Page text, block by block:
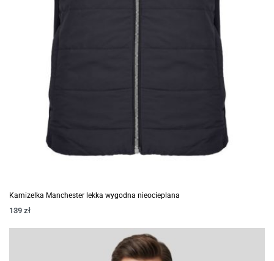
Kamizelka Manchester lekka wygodna nieocieplana
139 zł